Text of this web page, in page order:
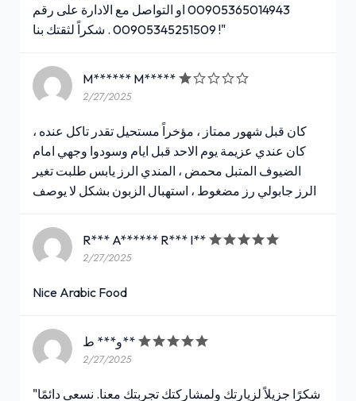
00905365014943 او التواصل مع الادارة على رقم
00905345251509 . شكراً لثقتك بنا !"
M****** M*****
2/27/2025
كان قبل شهور ممتاز ، مؤخراً مستحيل تقدر تاكل عنده ،
كان عندي عزيمة يوم الاحد قبل ايام وسودوا وجهي امام
الضيوف المتبل محمض ، المندي الرز يابس طلبت تغير
الرز جابولي رز مضغوط ، استهبال الزبون بشكل لا يوصف
R*** A****** R*** I**
2/27/2025
Nice Arabic Food
و*** ط**
2/27/2025
"شكرًا جزيلاً لزيارتك ولمشاركتك تجربتك معنا. نسعى دائمًا